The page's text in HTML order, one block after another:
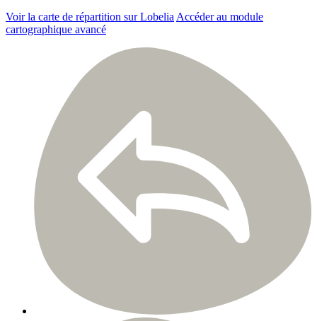
Voir la carte de répartition sur Lobelia Accéder au module
cartographique avancé